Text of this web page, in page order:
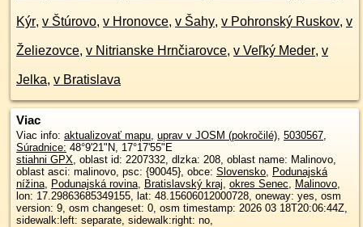
Kýr, v Štúrovo, v Hronovce, v Šahy, v Pohronský Ruskov, v
Želiezovce, v Nitrianske Hrnčiarovce, v Veľký Meder, v
Jelka, v Bratislava
Viac
Viac info: aktualizovať mapu, uprav v JOSM (pokročilé), 5030567,
Súradnice: 48°9'21"N, 17°17'55"E
stiahni GPX, oblast id: 2207332, dlzka: 208, oblast name: Malinovo,
oblast asci: malinovo, psc: {90045}, obce: Slovensko, Podunajská
nížina, Podunajská rovina, Bratislavský kraj, okres Senec, Malinovo,
lon: 17.29863685349155, lat: 48.15606012000728, oneway: yes, osm
version: 9, osm changeset: 0, osm timestamp: 2026 03 18T20:06:44Z,
sidewalk:left: separate, sidewalk:right: no,